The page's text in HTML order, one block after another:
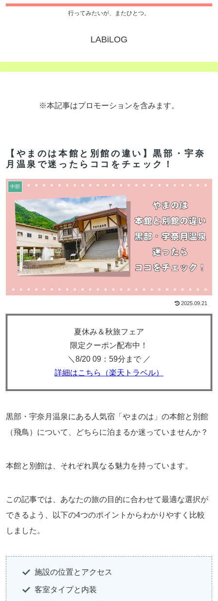
行ってみたいが、またひとつ。
LABiLOG
※本記事はプロモーションを含みます。
【やまのは本館と別館の違い】黒部・宇奈
月温泉で迷ったらココをチェック！
中部
2025.09.21
夏休み＆秋旅フェア
限定クーポン配布中！
＼8/20 09：59分まで ／
詳細はこちら（楽天トラベル）
黒部・宇奈月温泉にある人気宿「やまのは」の本館と別館
（飛鳥）について、どちらに泊まるか迷っていませんか？
本館と別館は、それぞれ異なる魅力を持っています。
この記事では、あなたの旅の目的に合わせて最適な選択が
できるよう、以下の4つのポイントからわかりやすく比較
しました。
施設の位置とアクセス
客室タイプと内装